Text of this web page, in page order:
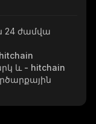
24 ժամվա
և - hitchain